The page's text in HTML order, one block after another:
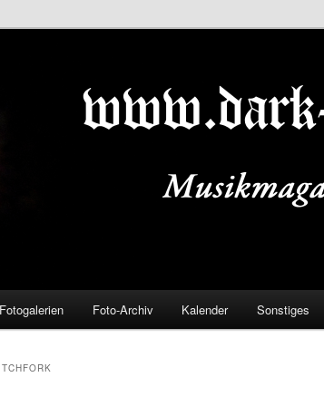
Fotogalerien Foto-Archiv Kalender Sonstiges